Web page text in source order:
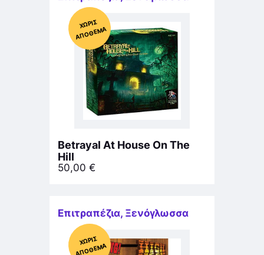
Χ
ΩΡΊΣ
Α
Π
Ό
ΘΕ
ΜΑ
Betrayal Αt House On The
Hill
50,00 €
Επιτραπέζια, Ξενόγλωσσα
Χ
ΩΡΊΣ
Α
Π
Ό
ΘΕ
ΜΑ